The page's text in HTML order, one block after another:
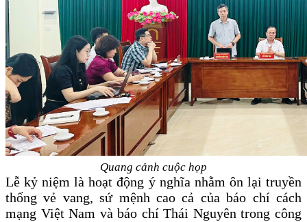
Quang cảnh cuộc họp
Lễ kỷ niệm là hoạt động ý nghĩa nhằm ôn lại truyền
thống vẻ vang, sứ mệnh cao cả của báo chí cách
mạng Việt Nam và báo chí Thái Nguyên trong công